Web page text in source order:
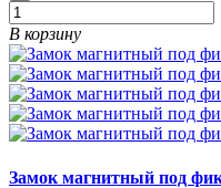
В корзину
Замок магнитный под